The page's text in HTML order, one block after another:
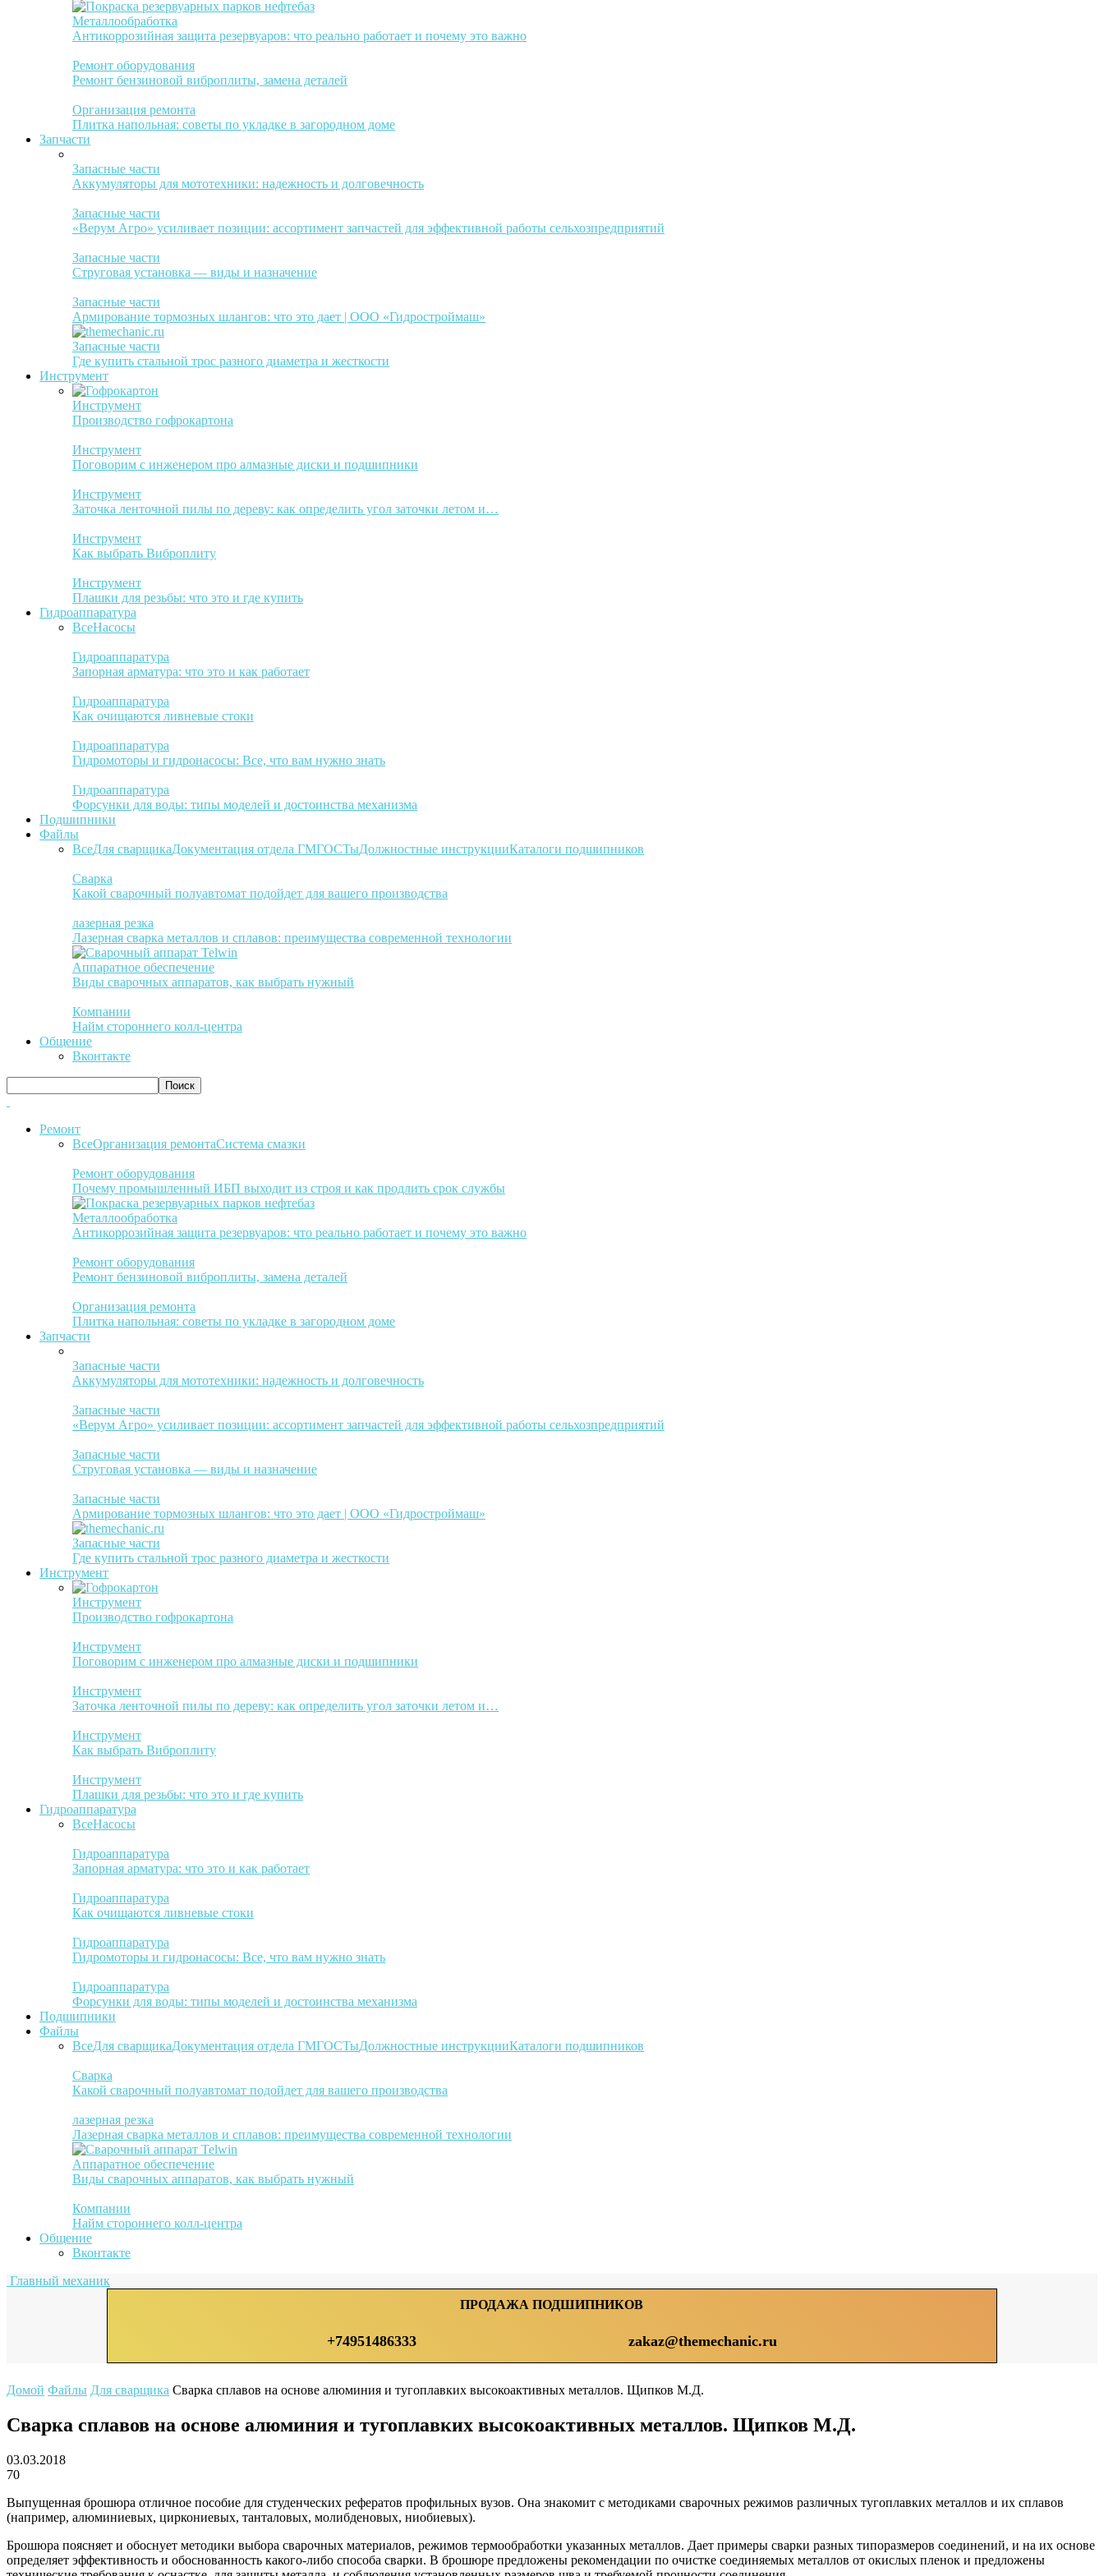
Металлообработка
Антикоррозийная защита резервуаров: что реально работает и почему это важно
Ремонт оборудования
Ремонт бензиновой виброплиты, замена деталей
Организация ремонта
Плитка напольная: советы по укладке в загородном доме
Запчасти
Запасные части
Аккумуляторы для мототехники: надежность и долговечность
Запасные части
«Верум Агро» усиливает позиции: ассортимент запчастей для эффективной работы сельхозпредприятий
Запасные части
Струговая установка — виды и назначение
Запасные части
Армирование тормозных шлангов: что это дает | ООО «Гидростроймаш»
Запасные части
Где купить стальной трос разного диаметра и жесткости
Инструмент
Инструмент
Производство гофрокартона
Инструмент
Поговорим с инженером про алмазные диски и подшипники
Инструмент
Заточка ленточной пилы по дереву: как определить угол заточки летом и…
Инструмент
Как выбрать Виброплиту
Инструмент
Плашки для резьбы: что это и где купить
Гидроаппаратура
ВсеНасосы
Гидроаппаратура
Запорная арматура: что это и как работает
Гидроаппаратура
Как очищаются ливневые стоки
Гидроаппаратура
Гидромоторы и гидронасосы: Все, что вам нужно знать
Гидроаппаратура
Форсунки для воды: типы моделей и достоинства механизма
Подшипники
Файлы
ВсеДля сварщикаДокументация отдела ГМГОСТыДолжностные инструкцииКаталоги подшипников
Сварка
Какой сварочный полуавтомат подойдет для вашего производства
лазерная резка
Лазерная сварка металлов и сплавов: преимущества современной технологии
Аппаратное обеспечение
Виды сварочных аппаратов, как выбрать нужный
Компании
Найм стороннего колл-центра
Общение
Вконтакте
Ремонт
ВсеОрганизация ремонтаСистема смазки
Ремонт оборудования
Почему промышленный ИБП выходит из строя и как продлить срок службы
Металлообработка
Антикоррозийная защита резервуаров: что реально работает и почему это важно
Ремонт оборудования
Ремонт бензиновой виброплиты, замена деталей
Организация ремонта
Плитка напольная: советы по укладке в загородном доме
Запчасти
Запасные части
Аккумуляторы для мототехники: надежность и долговечность
Запасные части
«Верум Агро» усиливает позиции: ассортимент запчастей для эффективной работы сельхозпредприятий
Запасные части
Струговая установка — виды и назначение
Запасные части
Армирование тормозных шлангов: что это дает | ООО «Гидростроймаш»
Запасные части
Где купить стальной трос разного диаметра и жесткости
Инструмент
Инструмент
Производство гофрокартона
Инструмент
Поговорим с инженером про алмазные диски и подшипники
Инструмент
Заточка ленточной пилы по дереву: как определить угол заточки летом и…
Инструмент
Как выбрать Виброплиту
Инструмент
Плашки для резьбы: что это и где купить
Гидроаппаратура
ВсеНасосы
Гидроаппаратура
Запорная арматура: что это и как работает
Гидроаппаратура
Как очищаются ливневые стоки
Гидроаппаратура
Гидромоторы и гидронасосы: Все, что вам нужно знать
Гидроаппаратура
Форсунки для воды: типы моделей и достоинства механизма
Подшипники
Файлы
ВсеДля сварщикаДокументация отдела ГМГОСТыДолжностные инструкцииКаталоги подшипников
Сварка
Какой сварочный полуавтомат подойдет для вашего производства
лазерная резка
Лазерная сварка металлов и сплавов: преимущества современной технологии
Аппаратное обеспечение
Виды сварочных аппаратов, как выбрать нужный
Компании
Найм стороннего колл-центра
Общение
Вконтакте
Главный механик
ПРОДАЖА ПОДШИПНИКОВ
+74951486333 zakaz@themechanic.ru
Домой Файлы Для сварщика Сварка сплавов на основе алюминия и тугоплавких высокоактивных металлов. Щипков М.Д.
Сварка сплавов на основе алюминия и тугоплавких высокоактивных металлов. Щипков М.Д.
03.03.2018
70
Выпущенная брошюра отличное пособие для студенческих рефератов профильных вузов. Она знакомит с методиками сварочных режимов различных тугоплавких металлов и их сплавов
(например, алюминиевых, циркониевых, танталовых, молибденовых, ниобиевых).
Брошюра поясняет и обоснует методики выбора сварочных материалов, режимов термообработки указанных металлов. Дает примеры сварки разных типоразмеров соединений, и на их основе
определяет эффективность и обоснованность какого-либо способа сварки. В брошюре предложены рекомендации по очистке соединяемых металлов от окислых пленок и предложены